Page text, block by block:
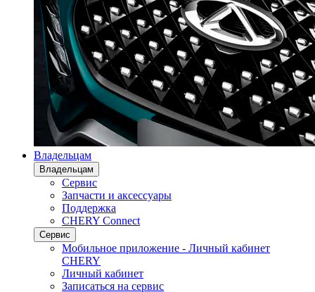
Владельцам
Владельцам
Сервис
Запчасти и аксессуары
Поддержка
CHERY Connect
Сервис
Мобильное приложение - Личный кабинет
CHERY
Личный кабинет
Записаться на сервис